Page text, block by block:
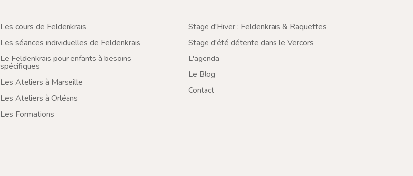
Les cours de Feldenkrais
Les séances individuelles de Feldenkrais
Le Feldenkrais pour enfants à besoins
spécifiques
Les Ateliers à Marseille
Les Ateliers à Orléans
Les Formations
Stage d'Hiver : Feldenkrais & Raquettes
Stage d'été détente dans le Vercors
L'agenda
Le Blog
Contact